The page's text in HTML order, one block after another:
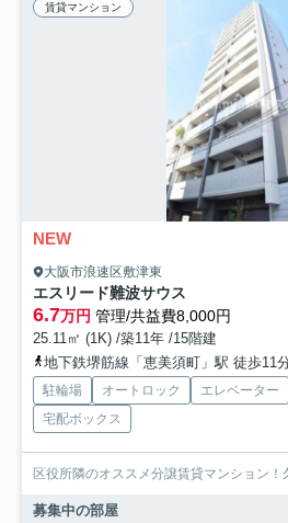
賃貸マンション
NEW
大阪市浪速区敷津東
エスリード難波サウス
6.7万円 管理/共益費8,000円
25.11㎡ (1K) /築11年 /15階建
地下鉄堺筋線「恵美須町」駅 徒歩11
駐輪場 オートロック エレベーター
宅配ボックス
区役所隣のオススメ分譲賃貸マンション！
募集中の部屋